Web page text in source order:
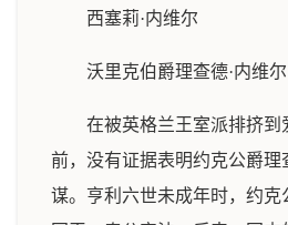
西塞莉·内维尔
沃里克伯爵理查德·内维尔
在被英格兰王室派排挤到
前，没有证据表明约克公爵理
谋。亨利六世未成年时，约克